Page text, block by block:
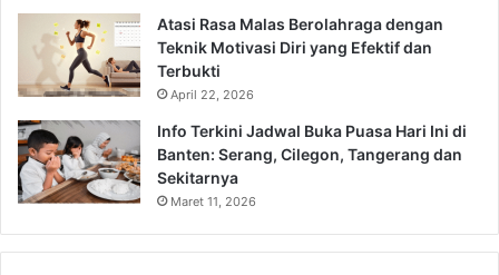
Atasi Rasa Malas Berolahraga dengan
Teknik Motivasi Diri yang Efektif dan
Terbukti
April 22, 2026
Info Terkini Jadwal Buka Puasa Hari Ini di
Banten: Serang, Cilegon, Tangerang dan
Sekitarnya
Maret 11, 2026